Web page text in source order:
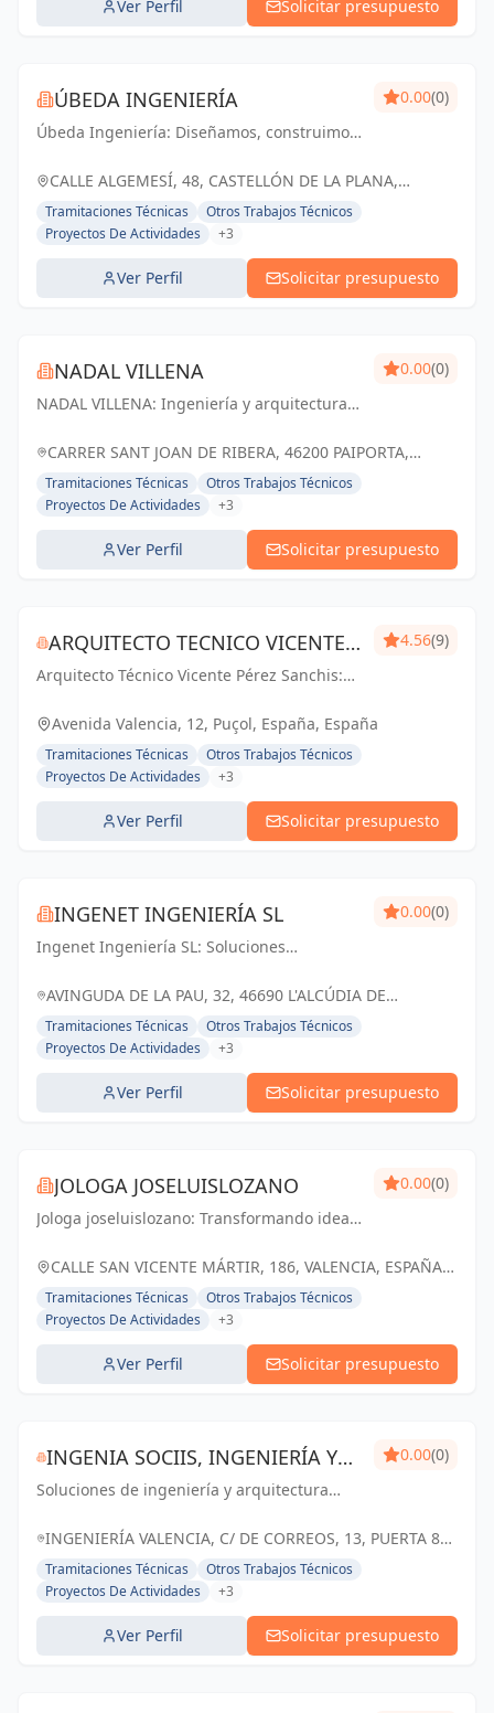
Ver Perfil Solicitar presupuesto
ÚBEDA INGENIERÍA
Úbeda Ingeniería: Diseñamos, construimos
futuro sostenible para nuestra comunidad.
0.00(0)
CALLE ALGEMESÍ, 48, CASTELLÓN DE LA PLANA,
ESPAÑA, España
Tramitaciones Técnicas
Otros Trabajos Técnicos
Proyectos De Actividades
+3
Ver Perfil Solicitar presupuesto
NADAL VILLENA
NADAL VILLENA: Ingeniería y arquitectura
impulsando el progreso en Paiporta y
0.00(0)
CARRER SANT JOAN DE RIBERA, 46200 PAIPORTA,
VALENCIA, ESPAÑA, España
Tramitaciones Técnicas
Otros Trabajos Técnicos
Proyectos De Actividades
+3
Ver Perfil Solicitar presupuesto
ARQUITECTO TECNICO VICENTE
PÉREZ SANCHIS
Arquitecto Técnico Vicente Pérez Sanchis:
transformando ideas en realidad.
4.56(9)
Avenida Valencia, 12, Puçol, España, España
Tramitaciones Técnicas
Otros Trabajos Técnicos
Proyectos De Actividades
+3
Ver Perfil Solicitar presupuesto
INGENET INGENIERÍA SL
Ingenet Ingeniería SL: Soluciones
L'Alcúdia de Crespins y Valencia.
0.00(0)
AVINGUDA DE LA PAU, 32, 46690 L'ALCÚDIA DE
CRESPINS, VALENCIA, ESPAÑA, España
Tramitaciones Técnicas
Otros Trabajos Técnicos
Proyectos De Actividades
+3
Ver Perfil Solicitar presupuesto
JOLOGA JOSELUISLOZANO
Jologa joseluislozano: Transformando ideas
mejor en Valencia.
0.00(0)
CALLE SAN VICENTE MÁRTIR, 186, VALENCIA, ESPAÑA,
España
Tramitaciones Técnicas
Otros Trabajos Técnicos
Proyectos De Actividades
+3
Ver Perfil Solicitar presupuesto
INGENIA SOCIIS, INGENIERÍA Y
PROYECTOS ENERGÉTICOS, S.L.
Soluciones de ingeniería y arquitectura
tus proyectos en Valencia
0.00(0)
INGENIERÍA VALENCIA, C/ DE CORREOS, 13, PUERTA 8ª
ÁTICO, 46002 VALENCIA, ESPAÑA, España
Tramitaciones Técnicas
Otros Trabajos Técnicos
Proyectos De Actividades
+3
Ver Perfil Solicitar presupuesto